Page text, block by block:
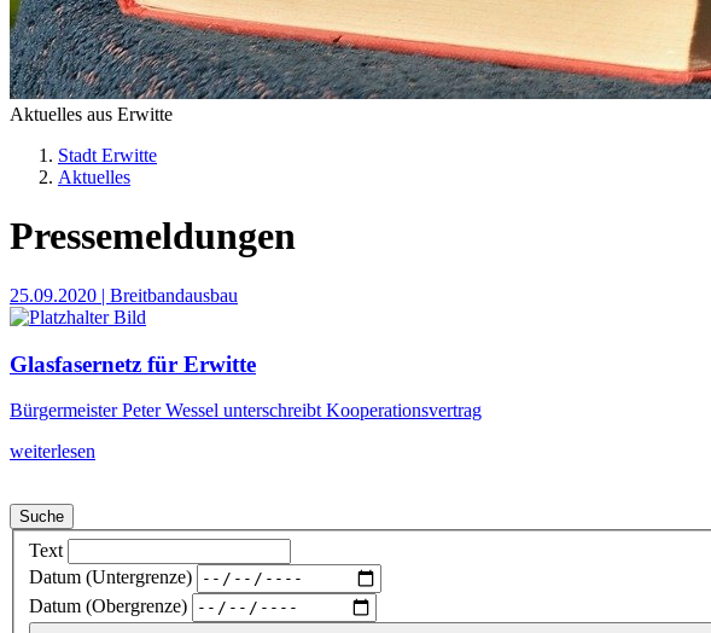
Aktuelles aus Erwitte
Stadt Erwitte
Aktuelles
Pressemeldungen
25.09.2020 | Breitbandausbau
Glasfasernetz für Erwitte
Bürgermeister Peter Wessel unterschreibt Kooperationsvertrag
weiterlesen
Suche
Text
Datum (Untergrenze)
Datum (Obergrenze)